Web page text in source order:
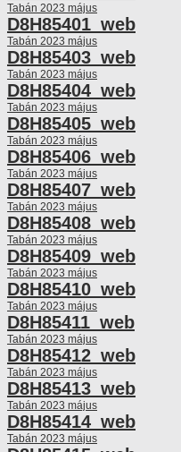
Tabán 2023 május
D8H85401_web
Tabán 2023 május
D8H85403_web
Tabán 2023 május
D8H85404_web
Tabán 2023 május
D8H85405_web
Tabán 2023 május
D8H85406_web
Tabán 2023 május
D8H85407_web
Tabán 2023 május
D8H85408_web
Tabán 2023 május
D8H85409_web
Tabán 2023 május
D8H85410_web
Tabán 2023 május
D8H85411_web
Tabán 2023 május
D8H85412_web
Tabán 2023 május
D8H85413_web
Tabán 2023 május
D8H85414_web
Tabán 2023 május